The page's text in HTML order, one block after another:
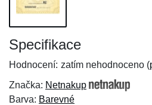
Specifikace
Hodnocení: zatím nehodnoceno (
Značka: Netnakup
Barva: Barevné